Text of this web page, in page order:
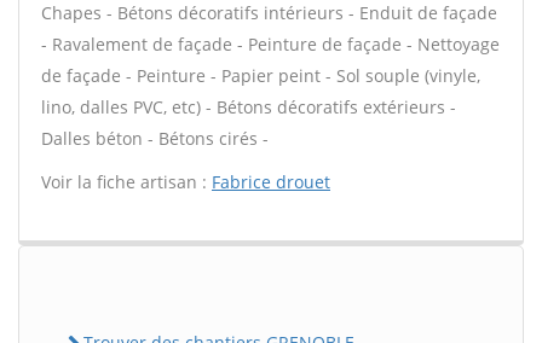
Chapes - Bétons décoratifs intérieurs - Enduit de façade
- Ravalement de façade - Peinture de façade - Nettoyage
de façade - Peinture - Papier peint - Sol souple (vinyle,
lino, dalles PVC, etc) - Bétons décoratifs extérieurs -
Dalles béton - Bétons cirés -
Voir la fiche artisan : Fabrice drouet